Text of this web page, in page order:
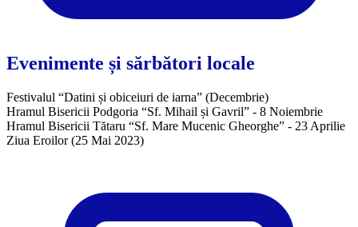
Evenimente și sărbători locale
Festivalul “Datini și obiceiuri de iarna” (Decembrie)
Hramul Bisericii Podgoria “Sf. Mihail și Gavril” - 8 Noiembrie
Hramul Bisericii Tătaru “Sf. Mare Mucenic Gheorghe” - 23 Aprilie
Ziua Eroilor (25 Mai 2023)